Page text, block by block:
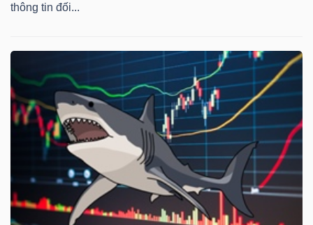
thông tin đối...